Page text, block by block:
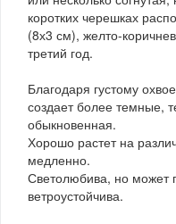
коротких черешках
(8х3 см), желто-
третий год.
Благодаря густому
создает более темные,
обыкновенная.
Хорошо растет на
медленно.
Светолюбива, но может
ветроустойчива.